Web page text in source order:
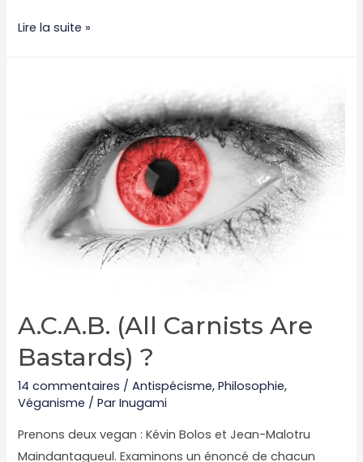
La
pas)
Lire la suite »
A.C.A.B. (All Carnists Are
Bastards) ?
14 commentaires /Antispécisme,Philosophie,
Véganisme / ParInugami
Prenons deux vegan : Kévin Bolos et Jean-Malotru
Maindantagueul. Examinons un énoncé de chacun